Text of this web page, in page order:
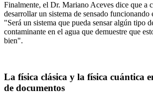
Finalmente, el Dr. Mariano Aceves dice que a
desarrollar un sistema de sensado funcionando
"Será un sistema que pueda sensar algún tipo
contaminante en el agua que demuestre que
bien".
La física clásica y la física cuántica
de documentos